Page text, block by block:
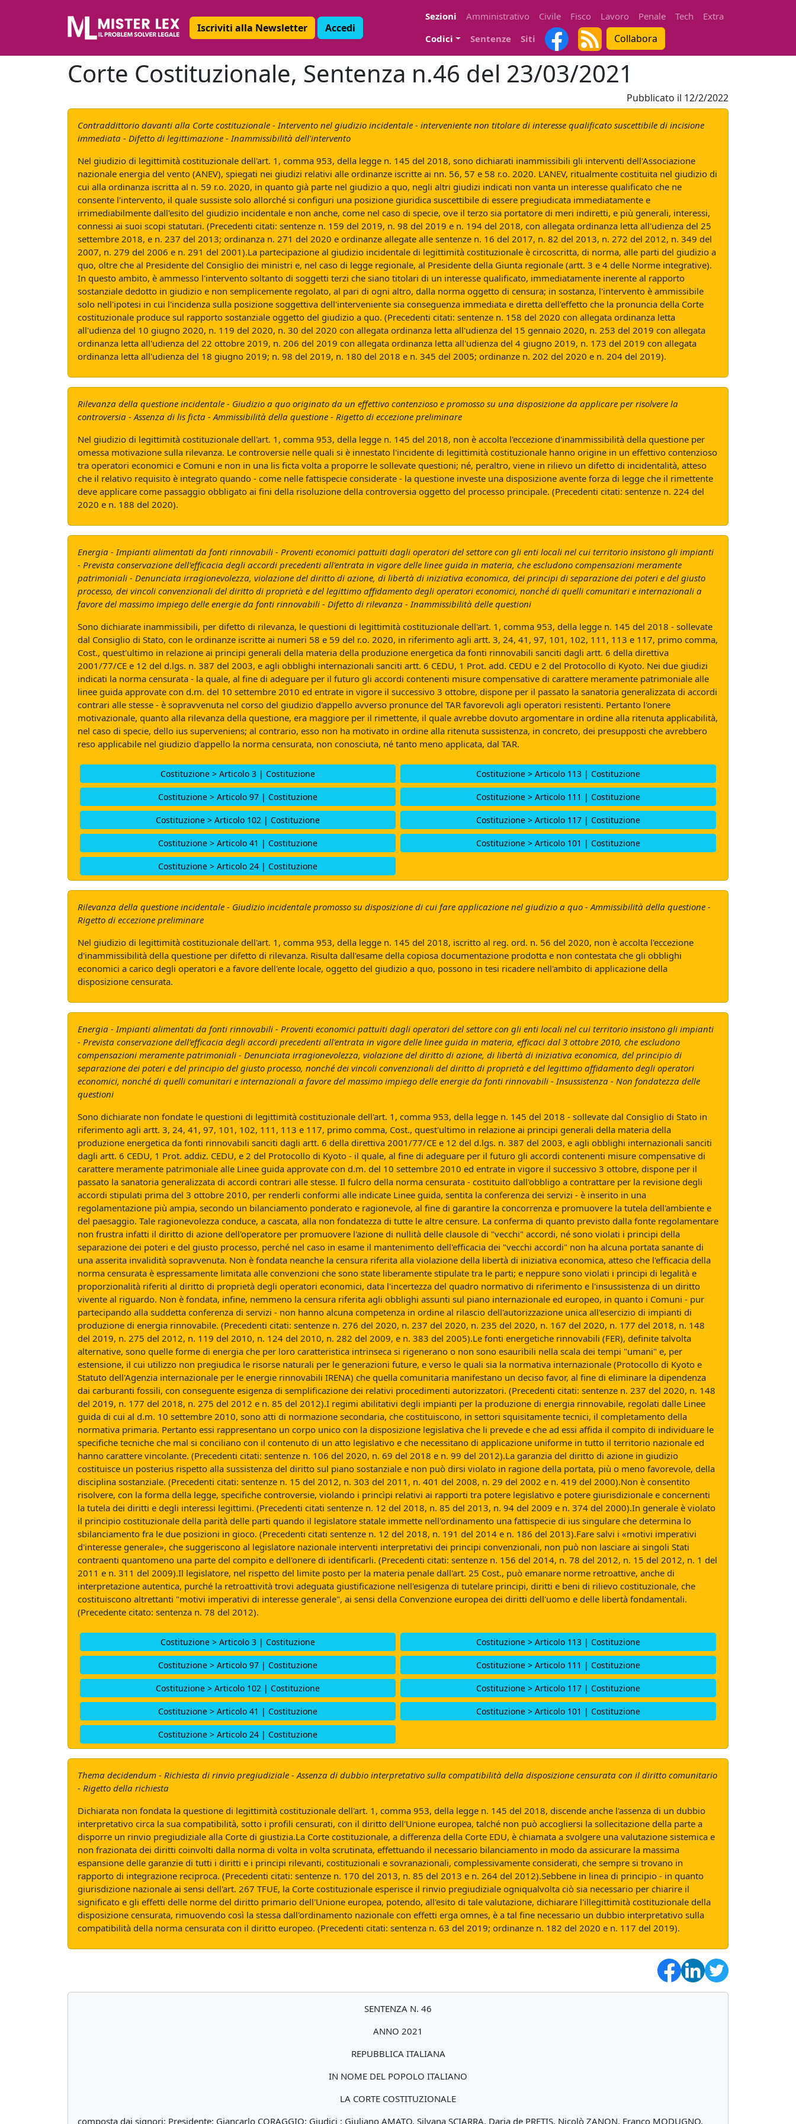
Iscriviti alla Newsletter Accedi
Sezioni Amministrativo Civile Fisco Lavoro Penale Tech
Extra
Codici
Sentenze Siti Collabora
Corte Costituzionale, Sentenza n.46 del 23/03/2021
Pubblicato il 12/2/2022
Contraddittorio davanti alla Corte costituzionale - Intervento nel giudizio incidentale - interveniente non titolare di interesse qualificato suscettibile di incisione
immediata - Difetto di legittimazione - Inammissibilità dell'intervento
Nel giudizio di legittimità costituzionale dell'art. 1, comma 953, della legge n. 145 del 2018, sono dichiarati inammissibili gli interventi dell'Associazione
nazionale energia del vento (ANEV), spiegati nei giudizi relativi alle ordinanze iscritte ai nn. 56, 57 e 58 r.o. 2020. L'ANEV, ritualmente costituita nel giudizio di
cui alla ordinanza iscritta al n. 59 r.o. 2020, in quanto già parte nel giudizio a quo, negli altri giudizi indicati non vanta un interesse qualificato che ne
consente l'intervento, il quale sussiste solo allorché si configuri una posizione giuridica suscettibile di essere pregiudicata immediatamente e
irrimediabilmente dall'esito del giudizio incidentale e non anche, come nel caso di specie, ove il terzo sia portatore di meri indiretti, e più generali, interessi,
connessi ai suoi scopi statutari. (Precedenti citati: sentenze n. 159 del 2019, n. 98 del 2019 e n. 194 del 2018, con allegata ordinanza letta all'udienza del 25
settembre 2018, e n. 237 del 2013; ordinanza n. 271 del 2020 e ordinanze allegate alle sentenze n. 16 del 2017, n. 82 del 2013, n. 272 del 2012, n. 349 del
2007, n. 279 del 2006 e n. 291 del 2001).La partecipazione al giudizio incidentale di legittimità costituzionale è circoscritta, di norma, alle parti del giudizio a
quo, oltre che al Presidente del Consiglio dei ministri e, nel caso di legge regionale, al Presidente della Giunta regionale (artt. 3 e 4 delle Norme integrative).
In questo ambito, è ammesso l'intervento soltanto di soggetti terzi che siano titolari di un interesse qualificato, immediatamente inerente al rapporto
sostanziale dedotto in giudizio e non semplicemente regolato, al pari di ogni altro, dalla norma oggetto di censura; in sostanza, l'intervento è ammissibile
solo nell'ipotesi in cui l'incidenza sulla posizione soggettiva dell'interveniente sia conseguenza immediata e diretta dell'effetto che la pronuncia della Corte
costituzionale produce sul rapporto sostanziale oggetto del giudizio a quo. (Precedenti citati: sentenze n. 158 del 2020 con allegata ordinanza letta
all'udienza del 10 giugno 2020, n. 119 del 2020, n. 30 del 2020 con allegata ordinanza letta all'udienza del 15 gennaio 2020, n. 253 del 2019 con allegata
ordinanza letta all'udienza del 22 ottobre 2019, n. 206 del 2019 con allegata ordinanza letta all'udienza del 4 giugno 2019, n. 173 del 2019 con allegata
ordinanza letta all'udienza del 18 giugno 2019; n. 98 del 2019, n. 180 del 2018 e n. 345 del 2005; ordinanze n. 202 del 2020 e n. 204 del 2019).
Rilevanza della questione incidentale - Giudizio a quo originato da un effettivo contenzioso e promosso su una disposizione da applicare per risolvere la
controversia - Assenza di lis ficta - Ammissibilità della questione - Rigetto di eccezione preliminare
Nel giudizio di legittimità costituzionale dell'art. 1, comma 953, della legge n. 145 del 2018, non è accolta l'eccezione d'inammissibilità della questione per
omessa motivazione sulla rilevanza. Le controversie nelle quali si è innestato l'incidente di legittimità costituzionale hanno origine in un effettivo contenzioso
tra operatori economici e Comuni e non in una lis ficta volta a proporre le sollevate questioni; né, peraltro, viene in rilievo un difetto di incidentalità, atteso
che il relativo requisito è integrato quando - come nelle fattispecie considerate - la questione investe una disposizione avente forza di legge che il rimettente
deve applicare come passaggio obbligato ai fini della risoluzione della controversia oggetto del processo principale. (Precedenti citati: sentenze n. 224 del
2020 e n. 188 del 2020).
Energia - Impianti alimentati da fonti rinnovabili - Proventi economici pattuiti dagli operatori del settore con gli enti locali nel cui territorio insistono gli impianti
- Prevista conservazione dell'efficacia degli accordi precedenti all'entrata in vigore delle linee guida in materia, che escludono compensazioni meramente
patrimoniali - Denunciata irragionevolezza, violazione del diritto di azione, di libertà di iniziativa economica, dei principi di separazione dei poteri e del giusto
processo, dei vincoli convenzionali del diritto di proprietà e del legittimo affidamento degli operatori economici, nonché di quelli comunitari e internazionali a
favore del massimo impiego delle energie da fonti rinnovabili - Difetto di rilevanza - Inammissibilità delle questioni
Sono dichiarate inammissibili, per difetto di rilevanza, le questioni di legittimità costituzionale dell'art. 1, comma 953, della legge n. 145 del 2018 - sollevate
dal Consiglio di Stato, con le ordinanze iscritte ai numeri 58 e 59 del r.o. 2020, in riferimento agli artt. 3, 24, 41, 97, 101, 102, 111, 113 e 117, primo comma,
Cost., quest'ultimo in relazione ai principi generali della materia della produzione energetica da fonti rinnovabili sanciti dagli artt. 6 della direttiva
2001/77/CE e 12 del d.lgs. n. 387 del 2003, e agli obblighi internazionali sanciti artt. 6 CEDU, 1 Prot. add. CEDU e 2 del Protocollo di Kyoto. Nei due giudizi
indicati la norma censurata - la quale, al fine di adeguare per il futuro gli accordi contenenti misure compensative di carattere meramente patrimoniale alle
linee guida approvate con d.m. del 10 settembre 2010 ed entrate in vigore il successivo 3 ottobre, dispone per il passato la sanatoria generalizzata di accordi
contrari alle stesse - è sopravvenuta nel corso del giudizio d'appello avverso pronunce del TAR favorevoli agli operatori resistenti. Pertanto l'onere
motivazionale, quanto alla rilevanza della questione, era maggiore per il rimettente, il quale avrebbe dovuto argomentare in ordine alla ritenuta applicabilità,
nel caso di specie, dello ius superveniens; al contrario, esso non ha motivato in ordine alla ritenuta sussistenza, in concreto, dei presupposti che avrebbero
reso applicabile nel giudizio d'appello la norma censurata, non conosciuta, né tanto meno applicata, dal TAR.
Costituzione > Articolo 3 | Costituzione Costituzione > Articolo 113 | Costituzione
Costituzione > Articolo 97 | Costituzione Costituzione > Articolo 111 | Costituzione
Costituzione > Articolo 102 | Costituzione Costituzione > Articolo 117 | Costituzione
Costituzione > Articolo 41 | Costituzione Costituzione > Articolo 101 | Costituzione
Costituzione > Articolo 24 | Costituzione
Rilevanza della questione incidentale - Giudizio incidentale promosso su disposizione di cui fare applicazione nel giudizio a quo - Ammissibilità della questione -
Rigetto di eccezione preliminare
Nel giudizio di legittimità costituzionale dell'art. 1, comma 953, della legge n. 145 del 2018, iscritto al reg. ord. n. 56 del 2020, non è accolta l'eccezione
d'inammissibilità della questione per difetto di rilevanza. Risulta dall'esame della copiosa documentazione prodotta e non contestata che gli obblighi
economici a carico degli operatori e a favore dell'ente locale, oggetto del giudizio a quo, possono in tesi ricadere nell'ambito di applicazione della
disposizione censurata.
Energia - Impianti alimentati da fonti rinnovabili - Proventi economici pattuiti dagli operatori del settore con gli enti locali nel cui territorio insistono gli impianti
- Prevista conservazione dell'efficacia degli accordi precedenti all'entrata in vigore delle linee guida in materia, efficaci dal 3 ottobre 2010, che escludono
compensazioni meramente patrimoniali - Denunciata irragionevolezza, violazione del diritto di azione, di libertà di iniziativa economica, del principio di
separazione dei poteri e del principio del giusto processo, nonché dei vincoli convenzionali del diritto di proprietà e del legittimo affidamento degli operatori
economici, nonché di quelli comunitari e internazionali a favore del massimo impiego delle energie da fonti rinnovabili - Insussistenza - Non fondatezza delle
questioni
Sono dichiarate non fondate le questioni di legittimità costituzionale dell'art. 1, comma 953, della legge n. 145 del 2018 - sollevate dal Consiglio di Stato in
riferimento agli artt. 3, 24, 41, 97, 101, 102, 111, 113 e 117, primo comma, Cost., quest'ultimo in relazione ai principi generali della materia della
produzione energetica da fonti rinnovabili sanciti dagli artt. 6 della direttiva 2001/77/CE e 12 del d.lgs. n. 387 del 2003, e agli obblighi internazionali sanciti
dagli artt. 6 CEDU, 1 Prot. addiz. CEDU, e 2 del Protocollo di Kyoto - il quale, al fine di adeguare per il futuro gli accordi contenenti misure compensative di
carattere meramente patrimoniale alle Linee guida approvate con d.m. del 10 settembre 2010 ed entrate in vigore il successivo 3 ottobre, dispone per il
passato la sanatoria generalizzata di accordi contrari alle stesse. Il fulcro della norma censurata - costituito dall'obbligo a contrattare per la revisione degli
accordi stipulati prima del 3 ottobre 2010, per renderli conformi alle indicate Linee guida, sentita la conferenza dei servizi - è inserito in una
regolamentazione più ampia, secondo un bilanciamento ponderato e ragionevole, al fine di garantire la concorrenza e promuovere la tutela dell'ambiente e
del paesaggio. Tale ragionevolezza conduce, a cascata, alla non fondatezza di tutte le altre censure. La conferma di quanto previsto dalla fonte regolamentare
non frustra infatti il diritto di azione dell'operatore per promuovere l'azione di nullità delle clausole di "vecchi" accordi, né sono violati i principi della
separazione dei poteri e del giusto processo, perché nel caso in esame il mantenimento dell'efficacia dei "vecchi accordi" non ha alcuna portata sanante di
una asserita invalidità sopravvenuta. Non è fondata neanche la censura riferita alla violazione della libertà di iniziativa economica, atteso che l'efficacia della
norma censurata è espressamente limitata alle convenzioni che sono state liberamente stipulate tra le parti; e neppure sono violati i principi di legalità e
proporzionalità riferiti al diritto di proprietà degli operatori economici, data l'incertezza del quadro normativo di riferimento e l'insussistenza di un diritto
vivente al riguardo. Non è fondata, infine, nemmeno la censura riferita agli obblighi assunti sul piano internazionale ed europeo, in quanto i Comuni - pur
partecipando alla suddetta conferenza di servizi - non hanno alcuna competenza in ordine al rilascio dell'autorizzazione unica all'esercizio di impianti di
produzione di energia rinnovabile. (Precedenti citati: sentenze n. 276 del 2020, n. 237 del 2020, n. 235 del 2020, n. 167 del 2020, n. 177 del 2018, n. 148
del 2019, n. 275 del 2012, n. 119 del 2010, n. 124 del 2010, n. 282 del 2009, e n. 383 del 2005).Le fonti energetiche rinnovabili (FER), definite talvolta
alternative, sono quelle forme di energia che per loro caratteristica intrinseca si rigenerano o non sono esauribili nella scala dei tempi "umani" e, per
estensione, il cui utilizzo non pregiudica le risorse naturali per le generazioni future, e verso le quali sia la normativa internazionale (Protocollo di Kyoto e
Statuto dell'Agenzia internazionale per le energie rinnovabili IRENA) che quella comunitaria manifestano un deciso favor, al fine di eliminare la dipendenza
dai carburanti fossili, con conseguente esigenza di semplificazione dei relativi procedimenti autorizzatori. (Precedenti citati: sentenze n. 237 del 2020, n. 148
del 2019, n. 177 del 2018, n. 275 del 2012 e n. 85 del 2012).I regimi abilitativi degli impianti per la produzione di energia rinnovabile, regolati dalle Linee
guida di cui al d.m. 10 settembre 2010, sono atti di normazione secondaria, che costituiscono, in settori squisitamente tecnici, il completamento della
normativa primaria. Pertanto essi rappresentano un corpo unico con la disposizione legislativa che li prevede e che ad essi affida il compito di individuare le
specifiche tecniche che mal si conciliano con il contenuto di un atto legislativo e che necessitano di applicazione uniforme in tutto il territorio nazionale ed
hanno carattere vincolante. (Precedenti citati: sentenze n. 106 del 2020, n. 69 del 2018 e n. 99 del 2012).La garanzia del diritto di azione in giudizio
costituisce un posterius rispetto alla sussistenza del diritto sul piano sostanziale e non può dirsi violato in ragione della portata, più o meno favorevole, della
disciplina sostanziale. (Precedenti citati: sentenze n. 15 del 2012, n. 303 del 2011, n. 401 del 2008, n. 29 del 2002 e n. 419 del 2000).Non è consentito
risolvere, con la forma della legge, specifiche controversie, violando i princìpi relativi ai rapporti tra potere legislativo e potere giurisdizionale e concernenti
la tutela dei diritti e degli interessi legittimi. (Precedenti citati sentenze n. 12 del 2018, n. 85 del 2013, n. 94 del 2009 e n. 374 del 2000).In generale è violato
il principio costituzionale della parità delle parti quando il legislatore statale immette nell'ordinamento una fattispecie di ius singulare che determina lo
sbilanciamento fra le due posizioni in gioco. (Precedenti citati sentenze n. 12 del 2018, n. 191 del 2014 e n. 186 del 2013).Fare salvi i «motivi imperativi
d'interesse generale», che suggeriscono al legislatore nazionale interventi interpretativi dei principi convenzionali, non può non lasciare ai singoli Stati
contraenti quantomeno una parte del compito e dell'onere di identificarli. (Precedenti citati: sentenze n. 156 del 2014, n. 78 del 2012, n. 15 del 2012, n. 1 del
2011 e n. 311 del 2009).Il legislatore, nel rispetto del limite posto per la materia penale dall'art. 25 Cost., può emanare norme retroattive, anche di
interpretazione autentica, purché la retroattività trovi adeguata giustificazione nell'esigenza di tutelare principi, diritti e beni di rilievo costituzionale, che
costituiscono altrettanti "motivi imperativi di interesse generale", ai sensi della Convenzione europea dei diritti dell'uomo e delle libertà fondamentali.
(Precedente citato: sentenza n. 78 del 2012).
Costituzione > Articolo 3 | Costituzione Costituzione > Articolo 113 | Costituzione
Costituzione > Articolo 97 | Costituzione Costituzione > Articolo 111 | Costituzione
Costituzione > Articolo 102 | Costituzione Costituzione > Articolo 117 | Costituzione
Costituzione > Articolo 41 | Costituzione Costituzione > Articolo 101 | Costituzione
Costituzione > Articolo 24 | Costituzione
Thema decidendum - Richiesta di rinvio pregiudiziale - Assenza di dubbio interpretativo sulla compatibilità della disposizione censurata con il diritto comunitario
- Rigetto della richiesta
Dichiarata non fondata la questione di legittimità costituzionale dell'art. 1, comma 953, della legge n. 145 del 2018, discende anche l'assenza di un dubbio
interpretativo circa la sua compatibilità, sotto i profili censurati, con il diritto dell'Unione europea, talché non può accogliersi la sollecitazione della parte a
disporre un rinvio pregiudiziale alla Corte di giustizia.La Corte costituzionale, a differenza della Corte EDU, è chiamata a svolgere una valutazione sistemica e
non frazionata dei diritti coinvolti dalla norma di volta in volta scrutinata, effettuando il necessario bilanciamento in modo da assicurare la massima
espansione delle garanzie di tutti i diritti e i principi rilevanti, costituzionali e sovranazionali, complessivamente considerati, che sempre si trovano in
rapporto di integrazione reciproca. (Precedenti citati: sentenze n. 170 del 2013, n. 85 del 2013 e n. 264 del 2012).Sebbene in linea di principio - in quanto
giurisdizione nazionale ai sensi dell'art. 267 TFUE, la Corte costituzionale esperisce il rinvio pregiudiziale ogniqualvolta ciò sia necessario per chiarire il
significato e gli effetti delle norme del diritto primario dell'Unione europea, potendo, all'esito di tale valutazione, dichiarare l'illegittimità costituzionale della
disposizione censurata, rimuovendo così la stessa dall'ordinamento nazionale con effetti erga omnes, è a tal fine necessario un dubbio interpretativo sulla
compatibilità della norma censurata con il diritto europeo. (Precedenti citati: sentenza n. 63 del 2019; ordinanze n. 182 del 2020 e n. 117 del 2019).
SENTENZA N. 46
ANNO 2021
REPUBBLICA ITALIANA
IN NOME DEL POPOLO ITALIANO
LA CORTE COSTITUZIONALE
composta dai signori: Presidente: Giancarlo CORAGGIO; Giudici : Giuliano AMATO, Silvana SCIARRA, Daria de PRETIS, Nicolò ZANON, Franco MODUGNO,